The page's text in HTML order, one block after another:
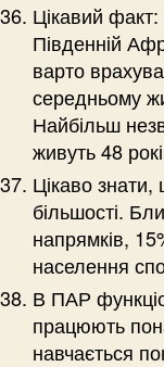
Цікавий
Південній
варто
середньому
Найбільш
живуть 48
Цікаво знати,
більшості.
напрямків,
населення
В ПАР
працюють
навчається